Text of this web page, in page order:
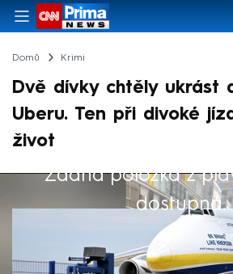
Domů Krimi
Dvě dívky chtěly ukrást
Uberu. Ten při divoké
život
Žádná položka z
dostupná.
Výběr redakce